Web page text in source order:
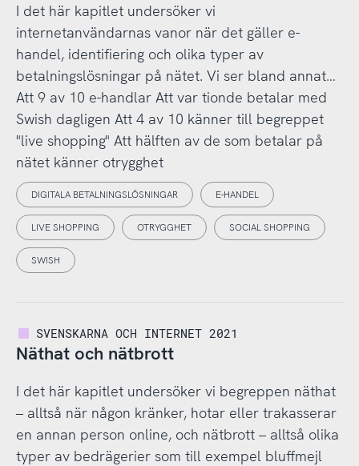
I det här kapitlet undersöker vi
internetanvändarnas vanor när det gäller e-
handel, identifiering och olika typer av
betalningslösningar på nätet. Vi ser bland annat…
Att 9 av 10 e-handlar Att var tionde betalar med
Swish dagligen Att 4 av 10 känner till begreppet
"live shopping" Att hälften av de som betalar på
nätet känner otrygghet
DIGITALA BETALNINGSLÖSNINGAR E-HANDEL
LIVE SHOPPING OTRYGGHET SOCIAL SHOPPING
SWISH
SVENSKARNA OCH INTERNET 2021
Näthat och nätbrott
I det här kapitlet undersöker vi begreppen näthat
– alltså när någon kränker, hotar eller trakasserar
en annan person online, och nätbrott – alltså olika
typer av bedrägerier som till exempel bluffmejl